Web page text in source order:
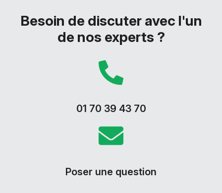
Besoin de discuter avec l'un
de nos experts ?
01 70 39 43 70
Poser une question